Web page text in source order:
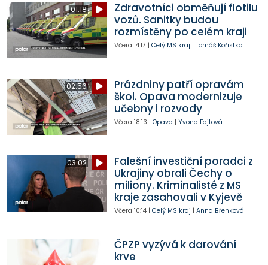
01:18
Zdravotníci obměňují flotilu
vozů. Sanitky budou
rozmístěny po celém kraji
Včera 14:17 | Celý MS kraj | Tomáš Kořistka
02:56
Prázdniny patří opravám
škol. Opava modernizuje
učebny i rozvody
Včera 18:13 | Opava | Yvona Fajtová
03:02
Falešní investiční poradci z
Ukrajiny obrali Čechy o
miliony. Kriminalisté z MS
kraje zasahovali v Kyjevě
Včera 10:14| Celý MS kraj | Anna Břenková
ČPZP vyzývá k darování
krve